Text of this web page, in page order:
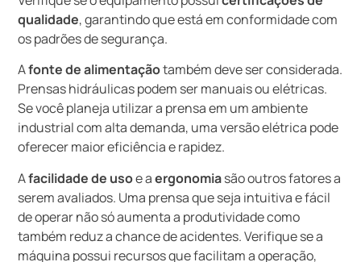
qualidade, garantindo que está em conformidade com
os padrões de segurança.
Afonte de alimentaçãotambém deve ser considerada.
Prensas hidráulicas podem ser manuais ou elétricas.
Se você planeja utilizar a prensa em um ambiente
industrial com alta demanda, uma versão elétrica pode
oferecer maior eficiência e rapidez.
Afacilidade de usoe aergonomiasão outros fatores a
serem avaliados. Uma prensa que seja intuitiva e fácil
de operar não só aumenta a produtividade como
também reduz a chance de acidentes. Verifique se a
máquina possui recursos que facilitam a operação,